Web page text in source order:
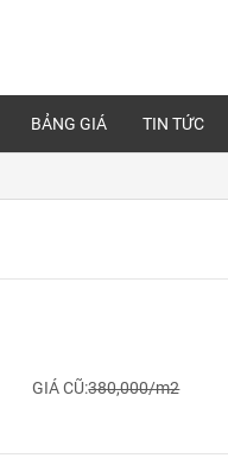
BẢNG GIÁ TIN TỨC
GIÁ CŨ:380,000/m2